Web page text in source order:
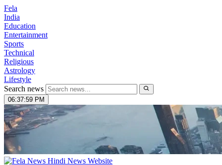
Fela
India
Education
Entertainment
Sports
Technical
Religious
Astrology
Lifestyle
Search news
06:38:00 PM